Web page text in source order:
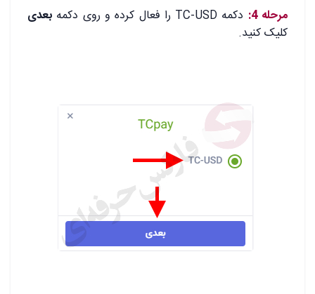
مرحله 4:
دکمه TC-USD را فعال کرده و روی دکمه
بعدی
کلیک کنید.